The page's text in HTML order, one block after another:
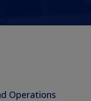
Operations